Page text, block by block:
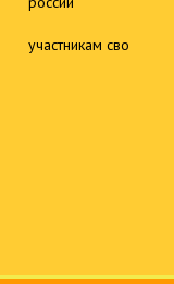
участникам сво